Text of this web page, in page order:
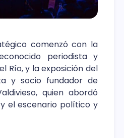
comenzó con la
periodista y
Río, y la exposición del
y socio fundador de
quien abordó
el escenario político y